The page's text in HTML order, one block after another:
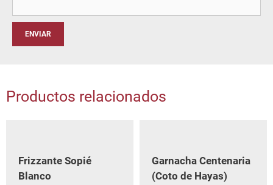
Productos relacionados
Frizzante Sopié
Blanco
Garnacha Centenaria
(Coto de Hayas)